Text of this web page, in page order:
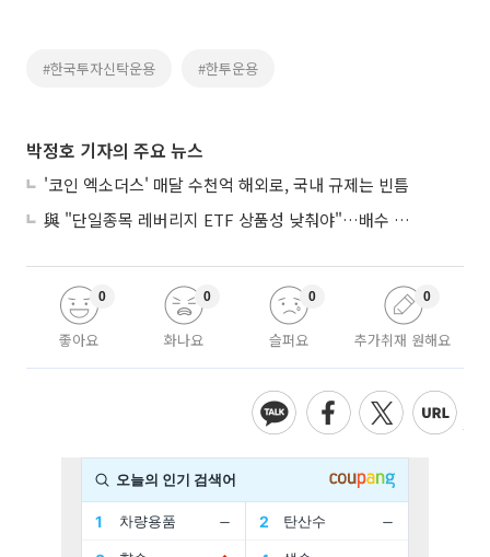
#한국투자신탁운용 #한투운용
박정호 기자의 주요 뉴스
'코인 엑소더스' 매달 수천억 해외로, 국내 규제는 빈틈
與 "단일종목 레버리지 ETF 상품성 낮춰야"…배수 조정안도 거론
좋아요
0
화나요
0
슬퍼요
0
추가취재 원해요
0